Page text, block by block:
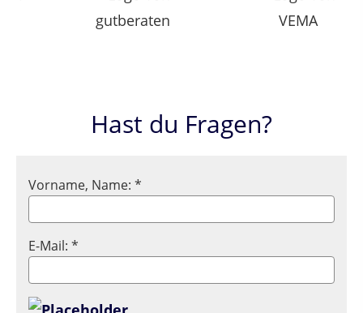
Hast du Fragen?
Vorname, Name: *
E-Mail: *